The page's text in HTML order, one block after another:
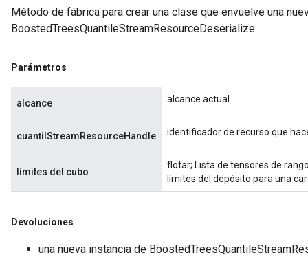
Método de fábrica para crear una clase que envuelve una
BoostedTreesQuantileStreamResourceDeserialize.
Parámetros
alcance alcance actual
cuantilStreamResourceHandle identificador de recurso que
límites del cubo
flotar; Lista de tensores de
límites del depósito para una
Devoluciones
una nueva instancia de